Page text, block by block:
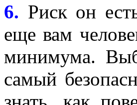
6. Риск он
еще вам
минимума.
самый